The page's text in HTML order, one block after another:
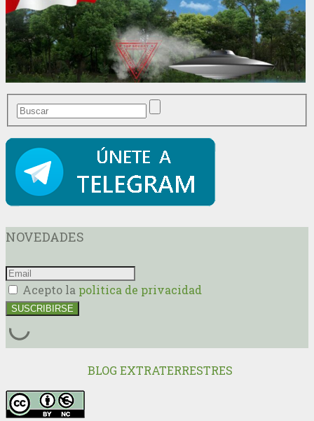
NOVEDADES
Acepto la politica de privacidad
BLOG EXTRATERRESTRES